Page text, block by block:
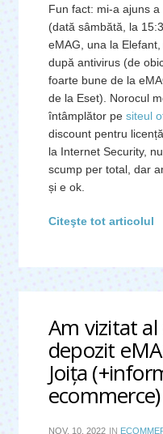
Fun fact: mi-a ajuns
(dată sâmbătă, la
eMAG, una la
după antivirus (de
foarte bune de la
de la Eset). Norocul
întâmplător pe siteul
discount pentru
la Internet Security,
scump per total, dar
și e ok.
Citeşte tot articolul
Am vizitat al
depozit
Joița
ecommerce)
NOV. 10, 2022 IN